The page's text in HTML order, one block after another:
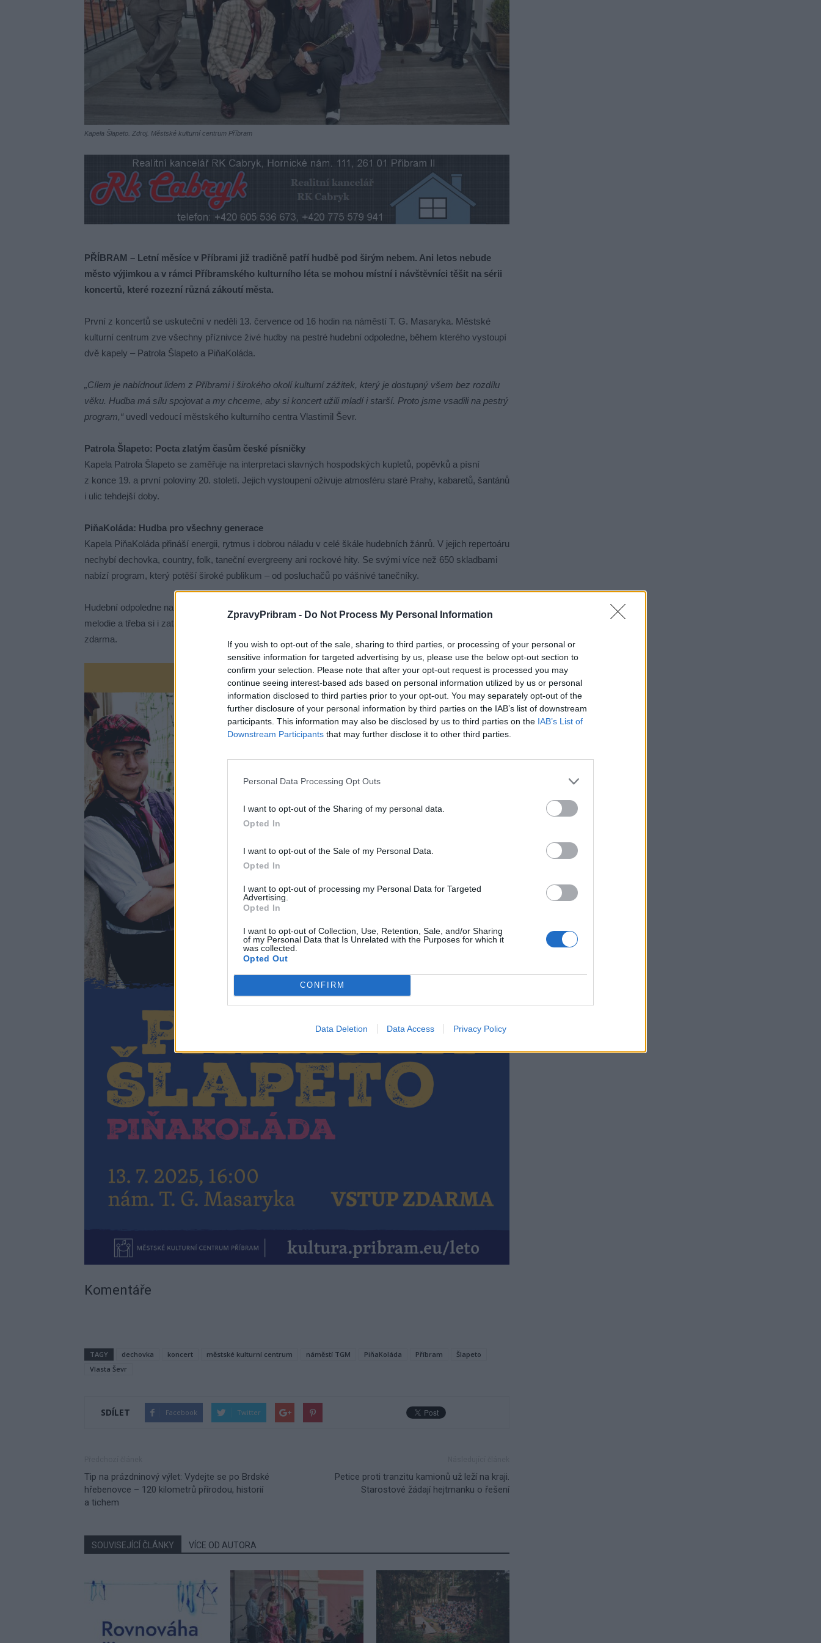
ZpravyPribram - Do Not Process My Personal Information
If you wish to opt-out of the sale, sharing to third parties, or processing of your personal or
sensitive information for targeted advertising by us, please use the below opt-out section to
confirm your selection. Please note that after your opt-out request is processed you may
continue seeing interest-based ads based on personal information utilized by us or personal
information disclosed to third parties prior to your opt-out. You may separately opt-out of the
further disclosure of your personal information by third parties on the IAB’s list of downstream
participants. This information may also be disclosed by us to third parties on the IAB’s List of
Downstream Participants that may further disclose it to other third parties.
Personal Data Processing Opt Outs
I want to opt-out of the Sharing of my personal data.
Opted In
I want to opt-out of the Sale of my Personal Data.
Opted In
I want to opt-out of processing my Personal Data for Targeted
Advertising.
Opted In
I want to opt-out of Collection, Use, Retention, Sale, and/or Sharing
of my Personal Data that Is Unrelated with the Purposes for which it
was collected.
Opted Out
CONFIRM
Data Deletion Data Access Privacy Policy
Kapela Šlapeto. Zdroj. Městské kulturní centrum Příbram
PŘÍBRAM – Letní měsíce v Příbrami již tradičně patří hudbě pod širým nebem. Ani letos nebude
město výjimkou a v rámci Příbramského kulturního léta se mohou místní i návštěvníci těšit na sérii
koncertů, které rozezní různá zákoutí města.
První z koncertů se uskuteční v neděli 13. července od 16 hodin na náměstí T. G. Masaryka. Městské
kulturní centrum zve všechny příznivce živé hudby na pestré hudební odpoledne, během kterého vystoupí
dvě kapely – Patrola Šlapeto a PiňaKoláda.
„Cílem je nabídnout lidem z Příbrami i širokého okolí kulturní zážitek, který je dostupný všem bez rozdílu
věku. Hudba má sílu spojovat a my chceme, aby si koncert užili mladí i starší. Proto jsme vsadili na pestrý
program,“ uvedl vedoucí městského kulturního centra Vlastimil Ševr.
Patrola Šlapeto: Pocta zlatým časům české písničky
Kapela Patrola Šlapeto se zaměřuje na interpretaci slavných hospodských kupletů, popěvků a písní
z konce 19. a první poloviny 20. století. Jejich vystoupení oživuje atmosféru staré Prahy, kabaretů, šantánů
i ulic tehdejší doby.
PiňaKoláda: Hudba pro všechny generace
Kapela PiňaKoláda přináší energii, rytmus i dobrou náladu v celé škále hudebních žánrů. V jejich repertoáru
nechybí dechovka, country, folk, taneční evergreeny ani rockové hity. Se svými více než 650 skladbami
nabízí program, který potěší široké publikum – od posluchačů po vášnivé tanečníky.
Hudební odpoledne na náměstí bude ideální příležitostí, jak si užít letní atmosféru, zazpívat si známé
melodie a třeba si i zatančit. Připraveno bude sezení i občerstvení. A co je nejlepší – vstup na akci je zcela
zdarma.
Komentáře
TAGY dechovka koncert městské kulturní centrum náměstí TGM PiňaKoláda Příbram
Šlapeto
Vlasta Ševr
SDÍLET Facebook Twitter
Tip na prázdninový výlet: Vydejte se po Brdské
hřebenovce – 120 kilometrů přírodou, historií
a tichem
Petice proti tranzitu kamionů už leží na kraji.
Starostové žádají hejtmanku o řešení
SOUVISEJÍCÍ ČLÁNKY VÍCE OD AUTORA